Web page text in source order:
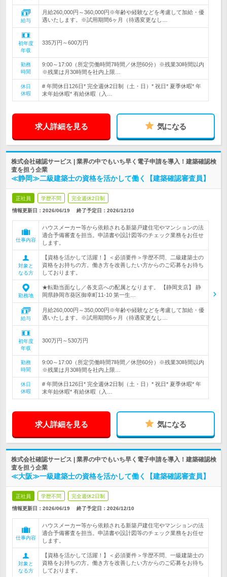
給与
月給260,000円～360,000円※年齢や経験などを考慮して加給・優
遇いたします。※試用期間6ヶ月（待遇変更なし…
初年度
年収
335万円～600万円
勤務
時間
9:00～17:00（所定労働時間7時間／休憩60分）※残業30時間以内
※残業は月30時間を社内上限…
休日
休暇
# 年間休日126日* 完全週休2日制（土・日）* 祝日* 夏季休暇* 年
末年始休暇* 有給休暇（入…
求人詳細を見る 気になる
株式会社確認サービス | 業界の中でもいち早く電子申請を導入！建築確認検
査を担う企業
≪静岡≫二級建築士の資格を活かして働く【建築確認審査員】
正社員 学歴不問 完全週休2日制
情報更新日：2026/06/19 終了予定日： 2026/12/10
仕事内容
ハウスメーカー等から依頼される新築戸建住宅やマンションの法
適合予備審査を担当。申請書や設計図等のチェック業務をお任せ
します。
対象と
なる方
【資格を活かして活躍！】＜必須要件＞学歴不問、二級建築士の
資格をお持ちの方。働き方を改善したい方からのご応募をお待ち
しております。
勤務地
★転勤当面なし／各支店への配属となります。 【静岡支店】 静
岡県静岡市葵区御幸町11-10 第一生…
給与
月給260,000円～350,000円※年齢や経験などを考慮して加給・優
遇いたします。※試用期間6ヶ月（待遇変更なし…
初年度
年収
300万円～530万円
勤務
時間
9:00～17:00（所定労働時間7時間／休憩60分）※残業30時間以内
※残業は月30時間を社内上限…
休日
休暇
# 年間休日126日* 完全週休2日制（土・日）* 祝日* 夏季休暇* 年
末年始休暇* 有給休暇（入…
求人詳細を見る 気になる
株式会社確認サービス | 業界の中でもいち早く電子申請を導入！建築確認検
査を担う企業
≪大阪≫一級建築士の資格を活かして働く【建築確認審査員】
正社員 学歴不問 完全週休2日制
情報更新日：2026/06/19 終了予定日： 2026/12/10
仕事内容
ハウスメーカー等から依頼される新築戸建住宅やマンションの法
適合予備審査を担当。申請書や設計図等のチェック業務をお任せ
します。
対象と
なる方
【資格を活かして活躍！】＜必須要件＞学歴不問、一級建築士の
資格をお持ちの方。働き方を改善したい方からのご応募をお待ち
しております。